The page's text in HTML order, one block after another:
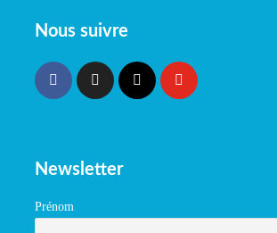
Nous suivre
Newsletter
Prénom